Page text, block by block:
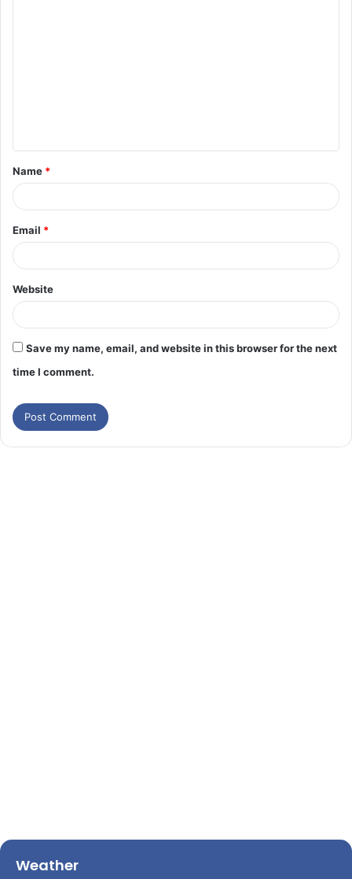
Name *
Email *
Website
Save my name, email, and website in this browser for the next
time I comment.
Weather